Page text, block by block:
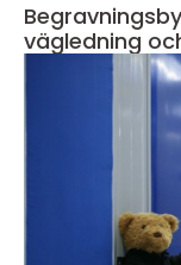
vägledning